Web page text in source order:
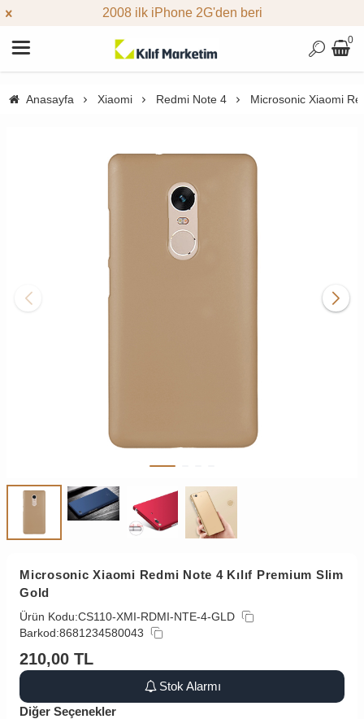
2008 ilk iPhone 2G'den beri
0
Anasayfa Xiaomi Redmi Note 4 Microsonic Xiaomi
Microsonic Xiaomi Redmi Note 4 Kılıf Premium Slim
Gold
Ürün Kodu:CS110-XMI-RDMI-NTE-4-GLD
Barkod:8681234580043
210,00 TL
Stok Alarmı
Diğer Seçenekler